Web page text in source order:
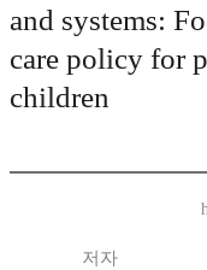
and systems:
care policy for
children
저자